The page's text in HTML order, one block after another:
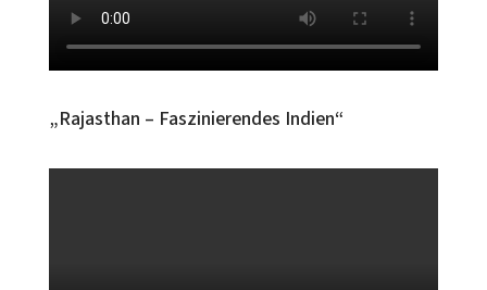
„Rajasthan – Faszinierendes Indien“